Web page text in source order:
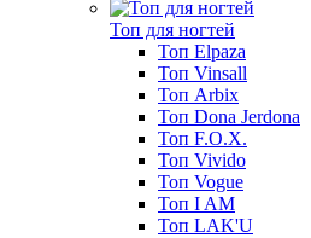
Топ для ногтей
Топ Elpaza
Топ Vinsall
Топ Arbix
Топ Dona Jerdona
Топ F.O.X.
Топ Vivido
Топ Vogue
Топ I AM
Топ LAK'U